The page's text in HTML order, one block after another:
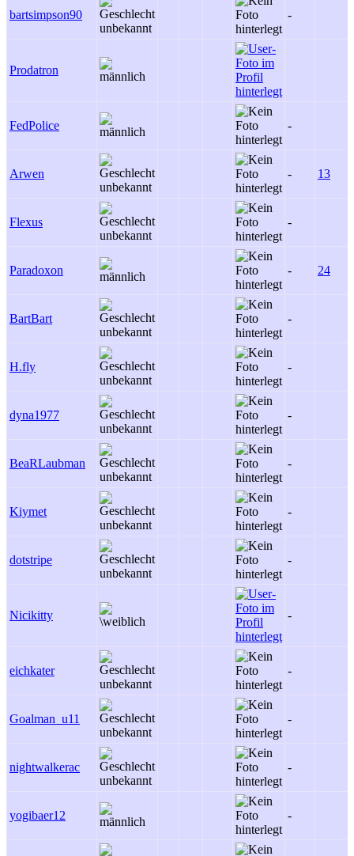
bartsimpson90 -
Prodatron
FedPolice -
Arwen - 13
Flexus -
Paradoxon - 24
BartBart -
H.fly -
dyna1977 -
BeaRLaubman -
Kiymet -
dotstripe -
Nicikitty -
eichkater -
Goalman_u11 -
nightwalkerac -
yogibaer12 -